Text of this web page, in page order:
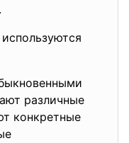
различные
конкретные